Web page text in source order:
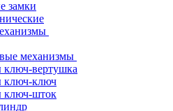
замки
механизмы
вертушка
ключ
шток